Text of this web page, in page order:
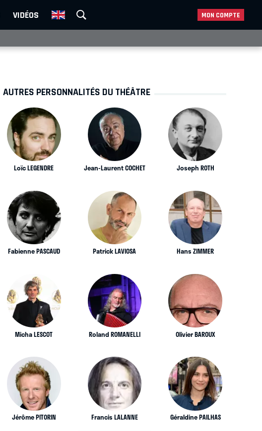
VIDÉOS MON COMPTE
AUTRES PERSONNALITÉS DU THÉÂTRE
Loïc LEGENDRE Jean-Laurent COCHET Joseph ROTH
Fabienne PASCAUD Patrick LAVIOSA Hans ZIMMER
Micha LESCOT Roland ROMANELLI Olivier BAROUX
Jérôme PITORIN Francis LALANNE Géraldine PAILHAS